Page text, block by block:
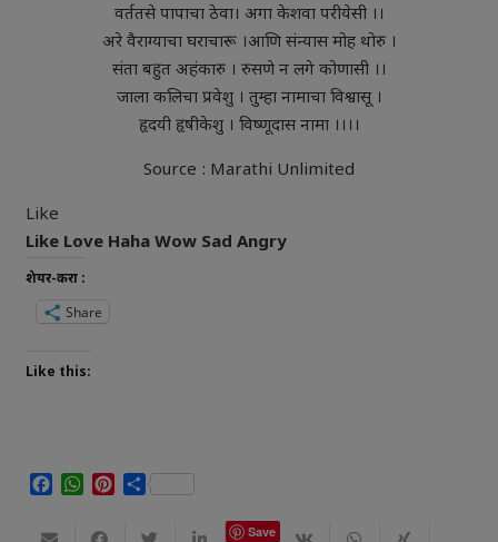
वर्ततसे पापाचा ठेवा। अगा केशवा परीयेसी ।।
अरे वैराग्याचा घराचारू ।आणि संन्यास मोह थोरु ।
संता बहुत अहंकारु । रुसणे न लगे कोणासी ।।
जाला कलिचा प्रवेशु । तुम्हा नामाचा विश्वासू ।
हृदयी हृषीकेशु । विष्णूदास नामा ।।।।
Source : Marathi Unlimited
Like
Like Love Haha Wow Sad Angry
शेयर-करा :
Share
Like this:
Facebook
WhatsApp
Pinterest
Share
Save